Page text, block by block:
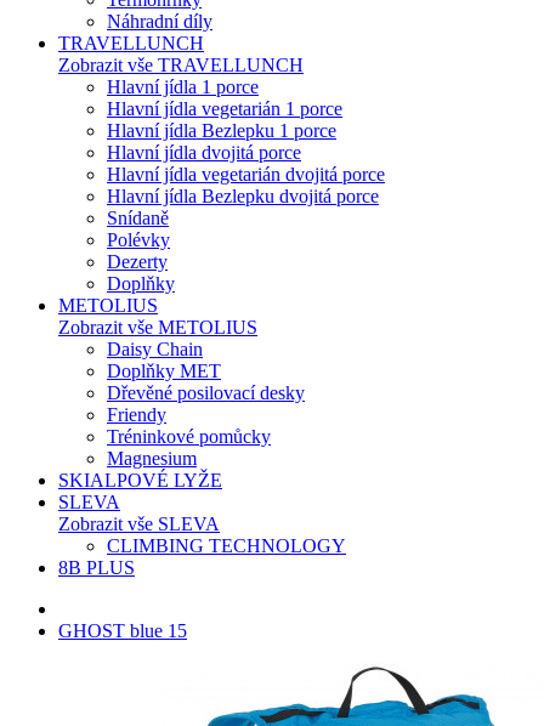
Náhradní díly
TRAVELLUNCH
Zobrazit vše TRAVELLUNCH
Hlavní jídla 1 porce
Hlavní jídla vegetarián 1 porce
Hlavní jídla Bezlepku 1 porce
Hlavní jídla dvojitá porce
Hlavní jídla vegetarián dvojitá porce
Hlavní jídla Bezlepku dvojitá porce
Snídaně
Polévky
Dezerty
Doplňky
METOLIUS
Zobrazit vše METOLIUS
Daisy Chain
Doplňky MET
Dřevěné posilovací desky
Friendy
Tréninkové pomůcky
Magnesium
SKIALPOVÉ LYŽE
SLEVA
Zobrazit vše SLEVA
CLIMBING TECHNOLOGY
8B PLUS
GHOST blue 15